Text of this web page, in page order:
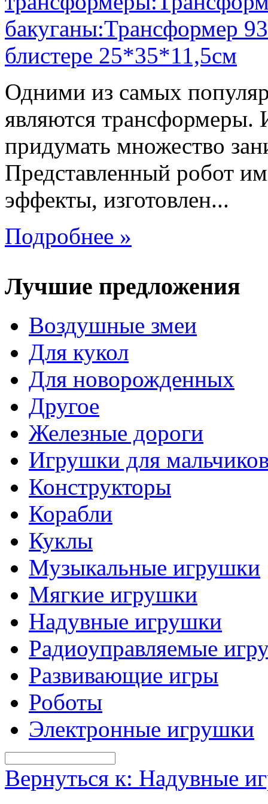
Одними из самых
являются
придумать множество
Представленный робот
эффекты, изготовлен...
Подробнее »
Лучшие предложения
Воздушные змеи
Для кукол
Для новорожденных
Другое
Железные дороги
Игрушки для
Конструкторы
Корабли
Куклы
Музыкальные игрушки
Мягкие игрушки
Надувные игрушки
Радиоуправляемые
Развивающие игры
Роботы
Электронные игрушки
Вернуться к: Надувные